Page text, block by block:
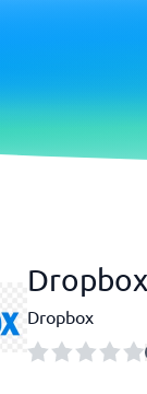
Dropbox
Dropbox